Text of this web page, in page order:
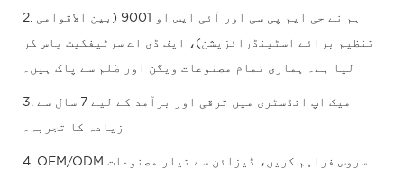
2. ہم نے جی ایم پی سی اور آئی ایس او 9001 (بین الاقوامی
تنظیم برائے اسٹینڈرائزیشن)، ایف ڈی اے سرٹیفکیٹ پاس کر
لیا ہے۔ ہماری تمام مصنوعات ویگن اور ظلم سے پاک ہیں۔
3. میک اپ انڈسٹری میں ترقی اور برآمد کے لیے 7 سال سے
زیادہ کا تجربہ۔
4. OEM/ODM سروس فراہم کریں، ڈیزائن سے تیار مصنوعات